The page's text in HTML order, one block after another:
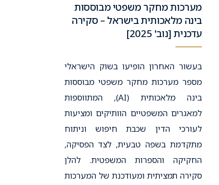
מערכות מחקר משפטי מבוססות
בינה מלאכותית בישראל – סקירה
עדכנית [נוב' 2025]
בעשור האחרון הופיעו בשוק הישראלי
מספר מערכות מחקר משפטי מבוססות
בינה מלאכותית (AI), המתווספות
למאגרים המשפטיים הוותיקים ומציעות
לעורכי הדין שכבת חיפוש וניתוח
מתקדמת בשפה טבעית, לצד הפסיקה,
החקיקה והספרות המשפטית. להלן
סקירה תמציתית ומעודכנת של המערכות